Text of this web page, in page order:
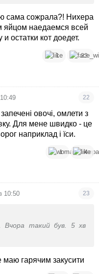
сама сожрала?! Нихера
наедаемся всей
остатки кот доедет.
1 23
22
овочі, омлети з
Для мене швидко - це
наприклад і їси.
1 4
10:50 23
Вчора такий був. 5 хв
маю гарячим закусити